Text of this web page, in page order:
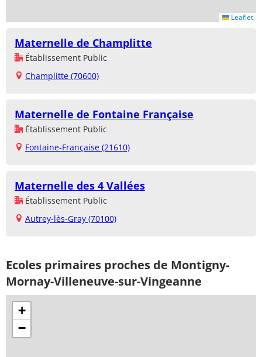
Leaflet
Maternelle de Champlitte
Établissement Public
Champlitte (70600)
Maternelle de Fontaine Française
Établissement Public
Fontaine-Française (21610)
Maternelle des 4 Vallées
Établissement Public
Autrey-lès-Gray (70100)
Ecoles primaires proches de Montigny-
Mornay-Villeneuve-sur-Vingeanne
+
−